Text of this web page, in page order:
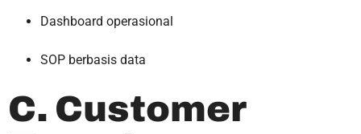
Dashboard operasional
SOP berbasis data
C. Customer